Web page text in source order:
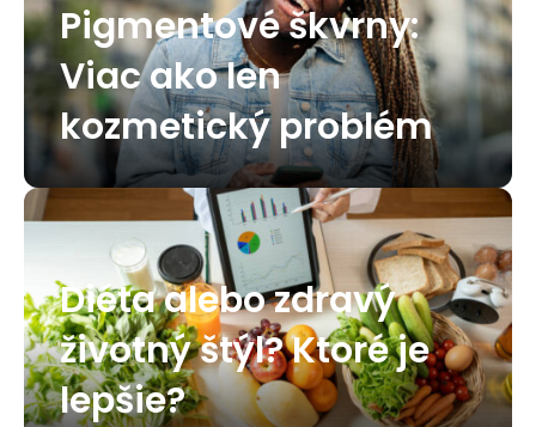
Pigmentové škvrny:
Viac ako len
kozmetický problém
Diéta alebo zdravý
životný štýl? Ktoré je
lepšie?